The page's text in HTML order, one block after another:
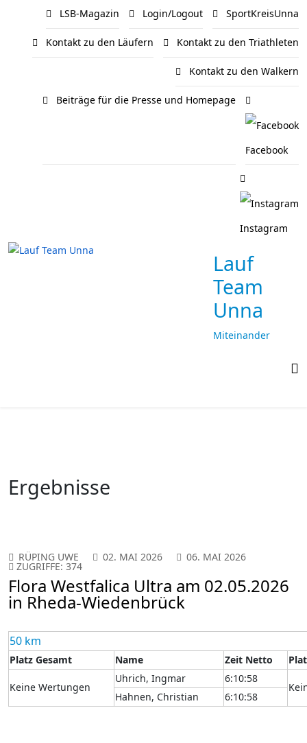
LSB-Magazin Login/Logout SportKreisUnna
Kontakt zu den Läufern Kontakt zu den Triathleten
Kontakt zu den Walkern
Beiträge für die Presse und Homepage
Facebook
Instagram
Lauf
Team
Unna
Miteinander
Ergebnisse
RÜPING UWE 02. MAI 2026 06. MAI 2026
ZUGRIFFE: 374
Flora Westfalica Ultra am 02.05.2026
in Rheda-Wiedenbrück
50 km
Platz Gesamt Name Zeit Netto
Keine Wertungen
Uhrich, Ingmar 6:10:58
Hahnen, Christian 6:10:58